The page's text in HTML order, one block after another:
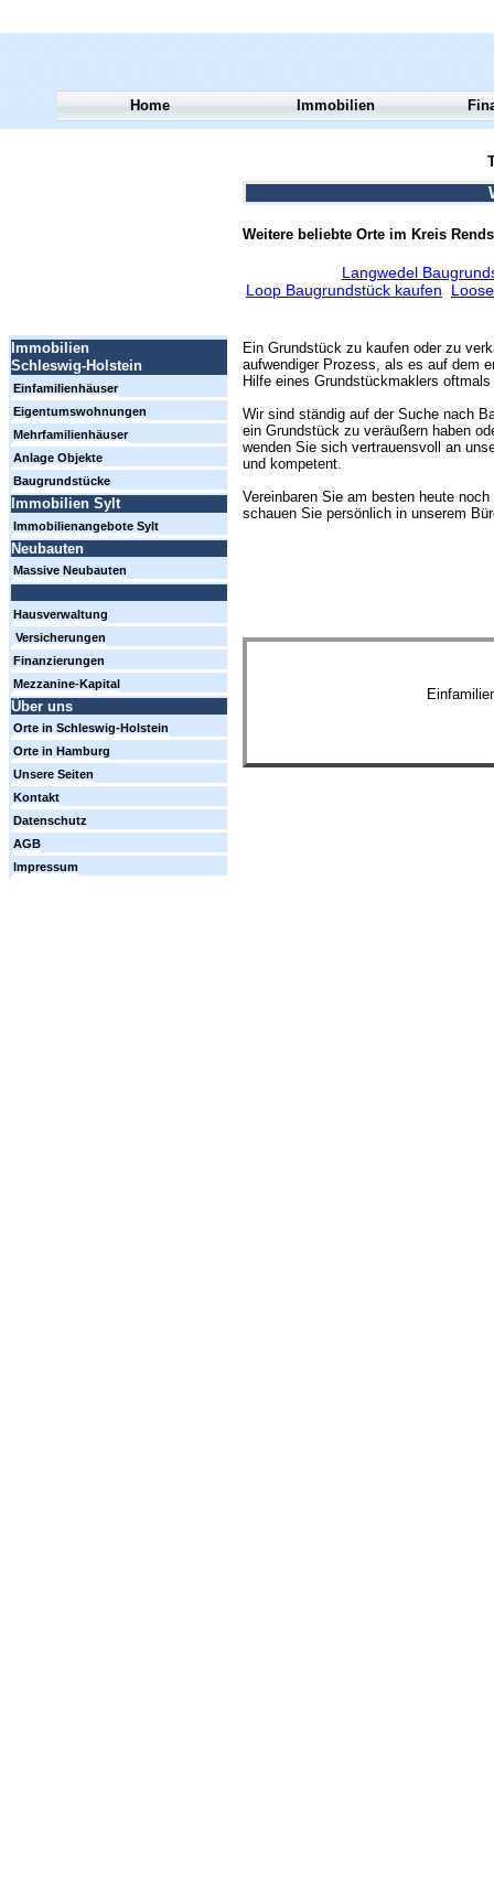
Weitere beliebte Orte im Kreis
Langwedel
Loop Baugrundstück kaufen
Ein Grundstück zu kaufen oder zu
aufwendiger Prozess, als es auf dem
Hilfe eines Grundstückmaklers
Wir sind ständig auf der Suche nach
ein Grundstück zu veräußern haben
wenden Sie sich vertrauensvoll an
und kompetent.
Vereinbaren Sie am besten heute
schauen Sie persönlich in unserem
Home Immobilien
Immobilien
Schleswig-Holstein
Einfamilienhäuser
Eigentumswohnungen
Mehrfamilienhäuser
Anlage Objekte
Baugrundstücke
Immobilien Sylt
Immobilienangebote Sylt
Neubauten
Massive Neubauten
Hausverwaltung
Versicherungen
Finanzierungen
Mezzanine-Kapital
Über uns
Orte in Schleswig-Holstein
Orte in Hamburg
Unsere Seiten
Kontakt
Datenschutz
AGB
Impressum